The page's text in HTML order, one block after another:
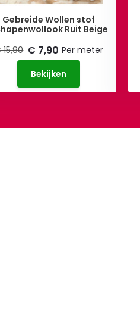
Gebreide Wollen stof
Ruit Beige
€ 7,90 Per meter
Bekijken